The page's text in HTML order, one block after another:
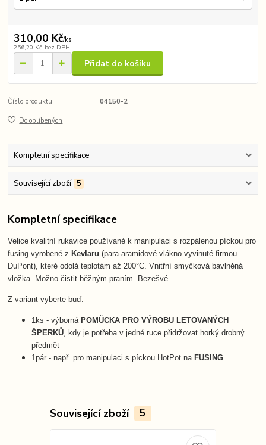
310,00 Kč/ks
256,20 Kč bez DPH
Přidat do košíku
Číslo produktu: 04150-2
Do oblíbených
Kompletní specifikace
Související zboží 5
Kompletní specifikace
Velice kvalitní rukavice používané k manipulaci s rozpálenou píckou pro
fusing vyrobené zKevlaru(para-aramidové vlákno vyvinuté firmou
DuPont), které odolá teplotám až 200°C. Vnitřní smyčková bavlněná
vložka. Možno čistit běžným praním. Bezešvé.
Z variant vyberte buď:
1ks - výbornáPOMŮCKA PRO VÝROBU LETOVANÝCH
ŠPERKŮ , kdy je potřeba v jedné ruce přidržovat horký drobný
předmět
1pár - např. pro manipulaci s píckou HotPot naFUSING
Související zboží 5